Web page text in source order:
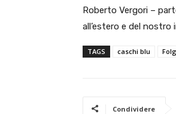
Roberto Vergori –
all’estero e del nostro
TAGS caschi blu
Condividere